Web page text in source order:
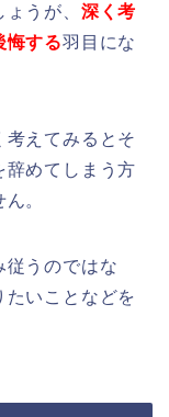
うが、 深く考
悔する羽目にな
考えてみるとそ
辞めてしまう方
。
従うのではな
たいことなどを